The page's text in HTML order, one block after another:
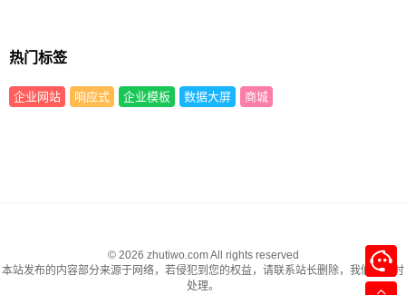
热门标签
企业网站 响应式 企业模板 数据大屏 商城
© 2026 zhutiwo.com All rights reserved
本站发布的内容部分来源于网络，若侵犯到您的权益，请联系站长删除，我们将及时
处理。